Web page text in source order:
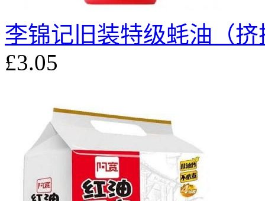
李锦记旧装特级蚝油（挤
£3.05